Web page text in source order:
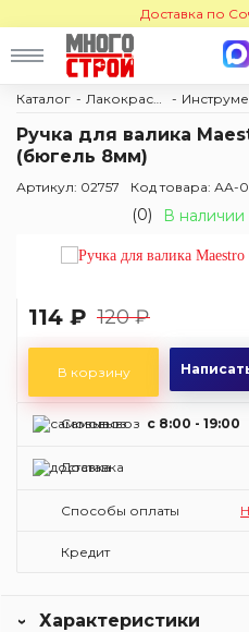
Доставка по
Каталог
Ручка для валика
(бюгель 8мм)
Артикул: 02757 Код товара: АА-
(0) В наличии
114 ₽ 120 ₽
В корзину
Самовывоз c 8:00 - 19:00
Доставка
Способы оплаты
Кредит
Характеристики